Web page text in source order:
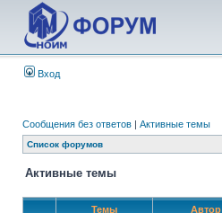
Вход
Сообщения без ответов | Активные темы
Список форумов
Активные темы
Темы Автор